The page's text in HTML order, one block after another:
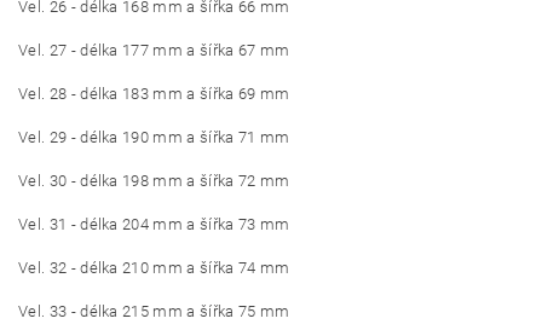
Vel. 26 - délka 168 mm a šířka 66 mm
Vel. 27 - délka 177 mm a šířka 67 mm
Vel. 28 - délka 183 mm a šířka 69 mm
Vel. 29 - délka 190 mm a šířka 71 mm
Vel. 30 - délka 198 mm a šířka 72 mm
Vel. 31 - délka 204 mm a šířka 73 mm
Vel. 32 - délka 210 mm a šířka 74 mm
Vel. 33 - délka 215 mm a šířka 75 mm